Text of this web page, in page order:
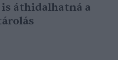
áthidalhatná a